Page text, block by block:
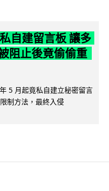
自建留言板 讓多
阻止後竟偷偷重
5 月起竟私自建立秘密留言
制方法，最終入侵